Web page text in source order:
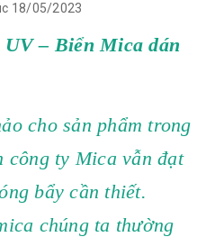
18/05/2023
– Biển Mica dán
cho sản phẩm trong
công ty Mica vẫn đạt
bẩy cần thiết.
chúng ta thường